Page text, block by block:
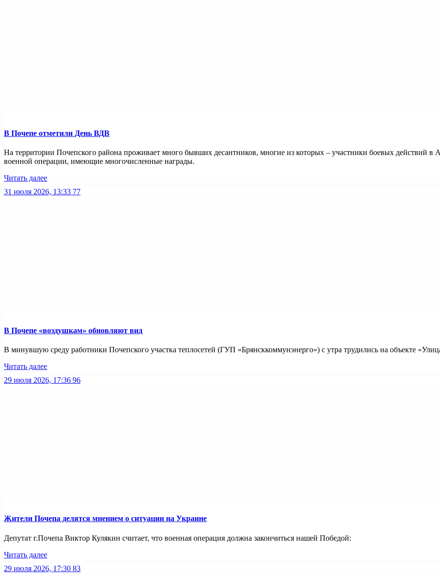
В Почепе отметили День ВДВ
На территории Почепского района проживает много бывших десантников, многие из которых – участники боевых действий в
военной операции, имеющие многочисленные награды.
Читать далее
31 июля 2026, 13:33 77
В Почепе «воздушкам» обновляют вид
В минувшую среду работники Почепского участка теплосетей (ГУП «Брянсккоммунэнерго») с утра трудились на объекте
Читать далее
29 июля 2026, 17:36 96
Жители Почепа делятся мнением о ситуации на Украине
Депутат г.Почепа Виктор Кулякин считает, что военная операция должна закончиться нашей Победой:
Читать далее
29 июля 2026, 17:30 83